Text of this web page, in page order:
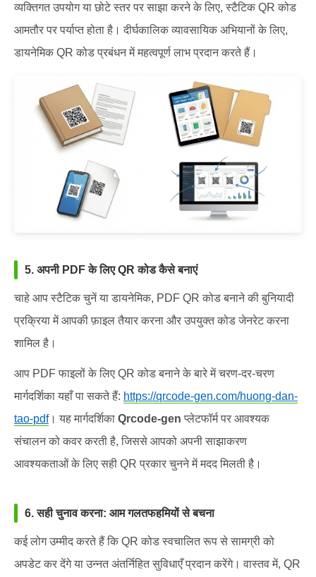
व्यक्तिगत उपयोग या छोटे स्तर पर साझा करने के लिए, स्टैटिक QR कोड
आमतौर पर पर्याप्त होता है। दीर्घकालिक व्यावसायिक अभियानों के लिए,
डायनेमिक QR कोड प्रबंधन में महत्वपूर्ण लाभ प्रदान करते हैं।
5. अपनी PDF के लिए QR कोड कैसे बनाएं
चाहे आप स्टैटिक चुनें या डायनेमिक, PDF QR कोड बनाने की बुनियादी
प्रक्रिया में आपकी फ़ाइल तैयार करना और उपयुक्त कोड जेनरेट करना
शामिल है।
आप PDF फाइलों के लिए QR कोड बनाने के बारे में चरण-दर-चरण
मार्गदर्शिका यहाँ पा सकते हैं: https://qrcode-gen.com/huong-dan-
tao-pdf। यह मार्गदर्शिका Qrcode-gen प्लेटफॉर्म पर आवश्यक
संचालन को कवर करती है, जिससे आपको अपनी साझाकरण
आवश्यकताओं के लिए सही QR प्रकार चुनने में मदद मिलती है।
6. सही चुनाव करना: आम गलतफहमियों से बचना
कई लोग उम्मीद करते हैं कि QR कोड स्वचालित रूप से सामग्री को
अपडेट कर देंगे या उन्नत अंतर्निहित सुविधाएँ प्रदान करेंगे। वास्तव में, QR